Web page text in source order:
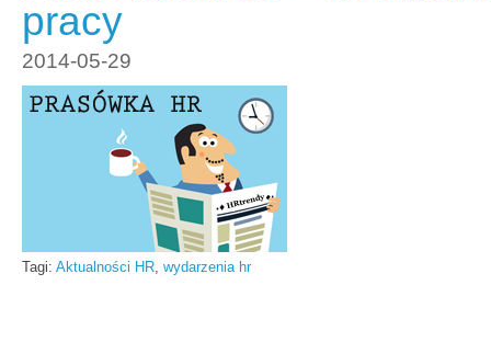
pracy
2014-05-29
Tagi: Aktualności HR, wydarzenia hr